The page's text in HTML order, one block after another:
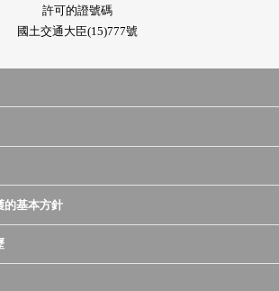
許可的證號碼
國土交通大臣(15)777號
的基本方針